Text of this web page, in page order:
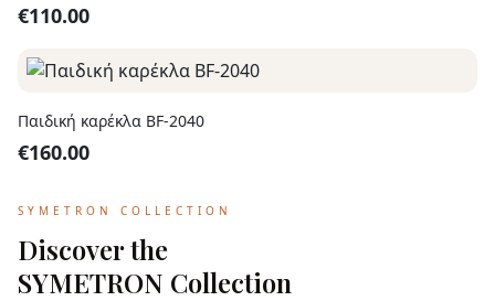
€110.00
Παιδική καρέκλα BF-2040
€160.00
SYMETRON COLLECTION
Discover the
SYMETRON Collection